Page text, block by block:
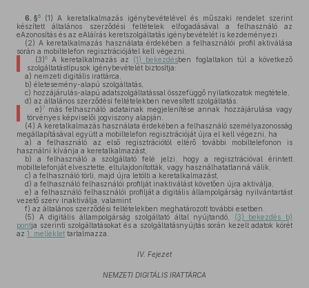
6. §5 (1) A keretalkalmazás igénybevételével és műszaki rendelet szerint
készített általános szerződési feltételek elfogadásával a felhasználó az
eAzonosítás és az eAláírás keretszolgáltatás igénybevételét is kezdeményezi.
(2) A keretalkalmazás használata érdekében a felhasználói profil aktiválása
során a mobiltelefon regisztrációjátel kell végezni.
(3)6A keretalkalmazás az (1) bekezdésben foglaltakon túl a következő
szolgáltatástípusok igénybevételét biztosítja:
a) nemzeti digitális irattárca,
b) életesemény-alapú szolgáltatás,
c) hozzájárulás-alapú adatszolgáltatással összefüggő nyilatkozatok megtétele,
d) az általános szerződési feltételekben nevesített szolgáltatás.
e)7más felhasználó adatainak megjelenítése annak hozzájárulása vagy
törvényes képviselői jogviszony alapján.
(4) A keretalkalmazás használata érdekében a felhasználó személyazonosság
megállapításával együtt a mobiltelefon regisztrációját újra el kell végezni, ha
a) a felhasználó az első regisztrációtól eltérő további mobiltelefonon is
használni kívánja a keretalkalmazást,
b) a felhasználó a szolgáltató felé jelzi, hogy a regisztrációval érintett
mobiltelefonját elvesztette, eltulajdonították, vagy használhatatlanná válik,
c) a felhasználó törli, majd újra letölti a keretalkalmazást,
d) a felhasználó felhasználói profilját inaktiválást követően újra aktiválja,
e) a felhasználó felhasználói profilját a digitális állampolgárság nyilvántartást
vezető szerv inaktiválja, valamint
f) az általános szerződési feltételekben meghatározott további esetben.
(5) A digitális állampolgárság szolgáltató által nyújtandó, (3) bekezdés b)
pontja szerinti szolgáltatásokat és a szolgáltatásnyújtás során kezelt adatok körét
az 1. melléklet tartalmazza.
IV. Fejezet
NEMZETI DIGITÁLIS IRATTÁRCA